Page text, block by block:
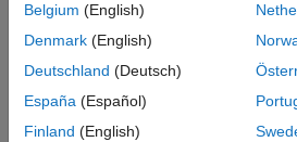
Belgium (English)
Denmark (English)
Deutschland (Deutsch)
España (Español)
Finland (English)
トラストセンター
プライバ
違法コピー防止
アプリケーション
© 1994-2026 The MathWorks, Inc.